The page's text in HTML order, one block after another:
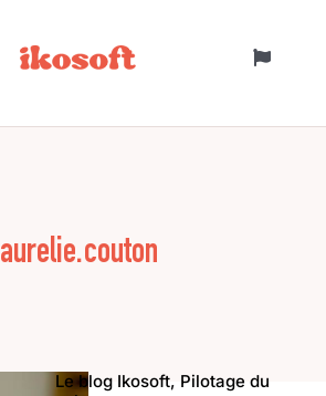
Toggle
aurelie.couton
Le blog Ikosoft, Pilotage du